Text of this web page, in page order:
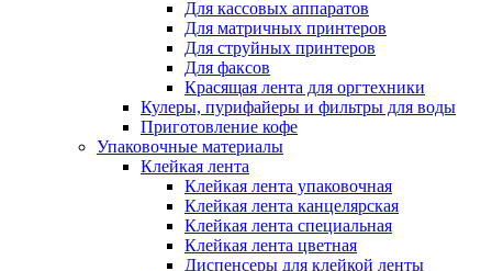
Для кассовых аппаратов
Для матричных принтеров
Для струйных принтеров
Для факсов
Красящая лента для оргтехники
Кулеры, пурифайеры и фильтры для воды
Приготовление кофе
Упаковочные материалы
Клейкая лента
Клейкая лента упаковочная
Клейкая лента канцелярская
Клейкая лента специальная
Клейкая лента цветная
Диспенсеры для клейкой ленты